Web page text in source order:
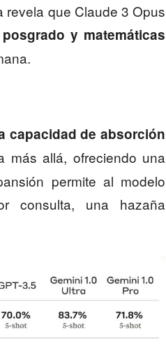
revela que Claude 3 Opus
y matemáticas
capacidad de absorción
más allá, ofreciendo una
permite al modelo
consulta, una hazaña